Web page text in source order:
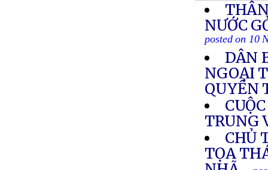
NƯỚC
posted on 10
DÂN
NGOẠI
QUYỀN
TRUNG
CHỦ
TỌA